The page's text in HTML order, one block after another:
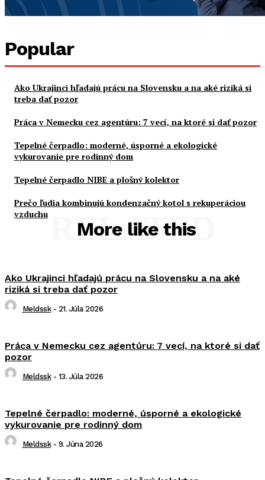
Popular
Ako Ukrajinci hľadajú prácu na Slovensku a na aké riziká si
treba dať pozor
Práca v Nemecku cez agentúru: 7 vecí, na ktoré si dať pozor
Tepelné čerpadlo: moderné, úsporné a ekologické
vykurovanie pre rodinný dom
Tepelné čerpadlo NIBE a plošný kolektor
Prečo ľudia kombinujú kondenzačný kotol s rekuperáciou
vzduchu
More like this
RELATED
Ako Ukrajinci hľadajú prácu na Slovensku a na aké
riziká si treba dať pozor
Meldssk - 21. Júla 2026
Práca v Nemecku cez agentúru: 7 vecí, na ktoré si dať
pozor
Meldssk - 13. Júla 2026
Tepelné čerpadlo: moderné, úsporné a ekologické
vykurovanie pre rodinný dom
Meldssk - 9. Júna 2026